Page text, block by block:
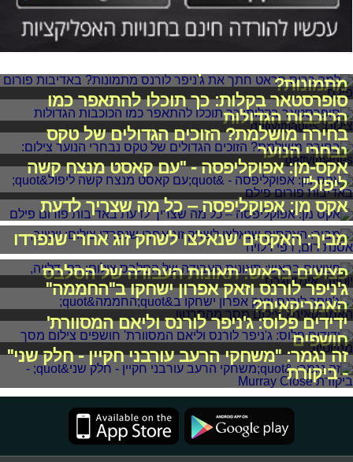
מתמונות?
סופרסטאר בקלות: כך תוכלו להתאפר כמו
הכוכבות הגדולות
בחירה מושלמת? הזוכים הגדולים של טקס
נבחרי הנוער
אקס-מן: אפוקליפסה - "עם קאסט מנצח קשה
ליפול"
אקס מן: אפוקליפסה – כל מה שצריך לדעת
מביך: האקסים שנאלצו לשחק זוג אחרי שנפרדו
פצועים בראש: תאונות העבודה של הסלבס
ג'ניפר לורנס וזאק אפרון ישחקו ב"החממה"
האמריקאית?
ידידים פלוס: ג'ניפר לורנס וליאם המסוורת'
חושפים
זה נגמר: "משחקי הרעב עורבני חקיין - חלק שני"
- ביקורת